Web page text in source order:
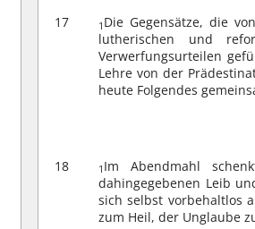
17 1 Die Gegensätze, die
lutherischen und
Verwerfungsurteilen
Lehre von der
heute Folgendes
18 1 Im Abendmahl
dahingegebenen Leib
sich selbst vorbehaltlos
zum Heil, der Unglaube